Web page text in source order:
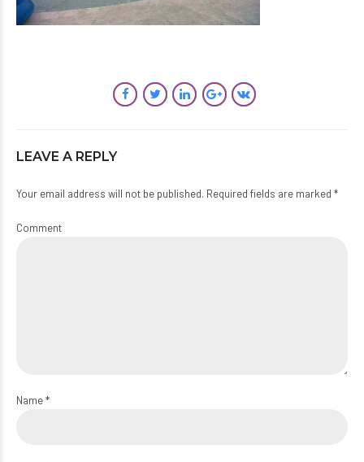
LEAVE A REPLY
Your email address will not be published. Required fields are marked *
Comment
Name *